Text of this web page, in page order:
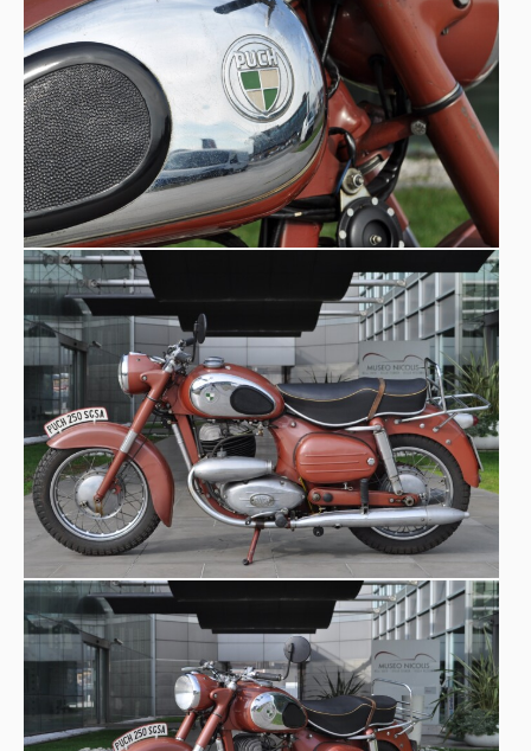
Accensione a magnete. Alimentazione a carburatore.
Motore monocilindrico a 2 tempi diviso. Freni a tamburo
anteriori e posteriori. Trasmissione a catena. Due tubi di
scarico. Pompa di gonfiaggio ruote. Doppio tappo sul
serbatoio.